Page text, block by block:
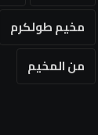
مخيم طولكرم
من المخيم